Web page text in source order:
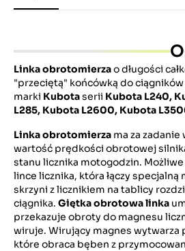
Linka obrotomierzao długości
"przeciętą" końcówką do ciągników
marki Kubotaserii Kubota L240,
L285, Kubota L2600, Kubota
Linka obrotomierza ma za zadanie
wartość prędkości obrotowej
stanu licznika motogodzin.
lince licznika, która łączy specjalną
skrzyni z licznikiem na tablicy
ciągnika. Giętka obrotowa linka
przekazuje obroty do magnesu
wiruje. Wirujący magnes wytwarza
które obraca bęben z